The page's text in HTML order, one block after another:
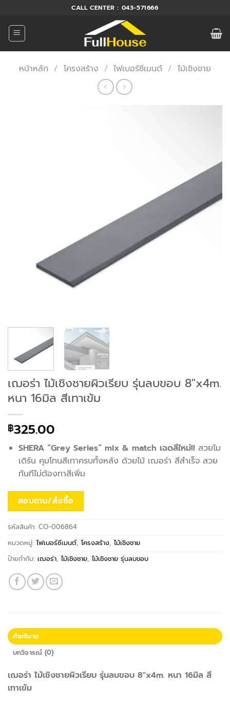
ยัง
เนื้อหา
CALL CENTER : 043-571666
หน้าหลัก / โครงสร้าง / ไฟเบอร์ซีเมนต์ / ไม้เชิงชาย
เฌอร่า ไม้เชิงชายผิวเรียบ รุ่นลบขอบ 8″x4m.
หนา 16มิล สีเทาเข้ม
฿325.00
SHERA “Grey Series” mix & match เฉดสีใหม่!! สวยโม
เดิร์น คุมโทนสีเทาครบทั้งหลัง ด้วยไม้ เฌอร่า สีสำเร็จ สวย
ทันทีไม่ต้องทาสีเพิ่ม
สอบถาม/สั่งซื้อ
รหัสสินค้า: CO-006864
หมวดหมู่: ไฟเบอร์ซีเมนต์, โครงสร้าง, ไม้เชิงชาย
ป้ายกำกับ: เฌอร่า, ไม้เชิงชาย, ไม้เชิงชาย รุ่นลบขอบ
คำอธิบาย
บทวิจารณ์ (0)
เฌอร่า ไม้เชิงชายผิวเรียบ รุ่นลบขอบ 8″x4m. หนา 16มิล สี
เทาเข้ม